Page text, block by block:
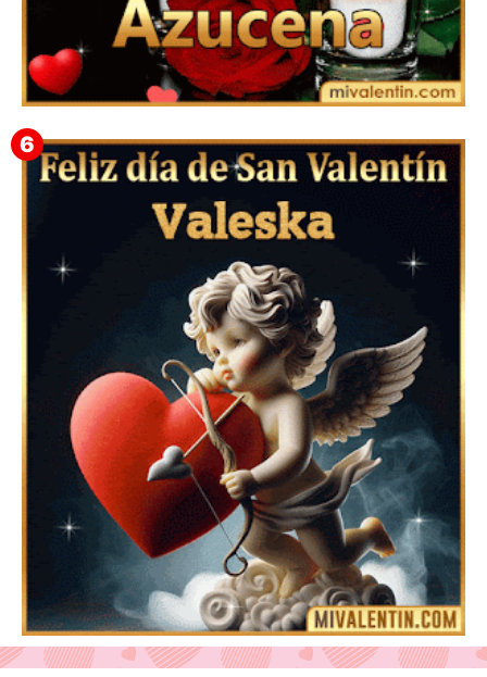
Feliz San Valentín Azucena